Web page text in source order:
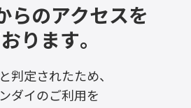
らのアクセスを
ります。
判定されたため、
ダイのご利用を